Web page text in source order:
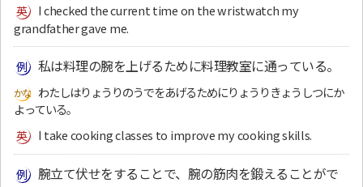
I checked the current time on the wristwatch my
grandfather gave me.
私は料理の腕を上げるために料理教室に通っている。
わたしはりょうりのうでをあげるためにりょうりきょうしつにか
よっている。
I take cooking classes to improve my cooking skills.
腕立て伏せをすることで、腕の筋肉を鍛えることがで